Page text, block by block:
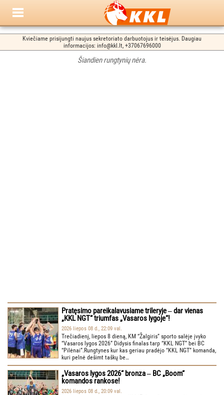
Kviečiame prisijungti naujus sekretoriato darbuotojus ir teisėjus. Daugiau
informacijos: info@kkl.lt, +37067696000
Šiandien rungtynių nėra.
Pratęsimo pareikalavusiame trileryje ‒ dar vienas
„KKL NGT“ triumfas „Vasaros lygoje“!
2026 liepos 08 d., 22:09 val.
Trečiadienį, liepos 8 dieną, KM “Žalgiris” sporto salėje įvyko
“Vasaros lygos 2026” Didysis finalas tarp “KKL NGT” bei BC
“Pilėnai”.Rungtynes kur kas geriau pradėjo “KKL NGT” komanda,
kuri pelnė dešimt taškų be…
„Vasaros lygos 2026“ bronza ‒ BC „Boom“
komandos rankose!
2026 liepos 08 d., 20:09 val.